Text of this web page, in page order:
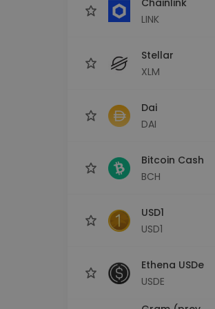
LINK
Stellar
XLM
Dai
DAI
Bitcoin Cash
BCH
USD1
USD1
Ethena USDe
USDE